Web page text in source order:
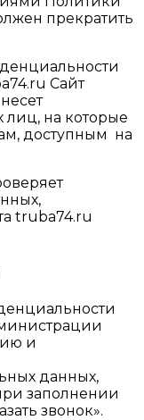
прекратить
Сайт
лиц, на которые
доступным на
truba74.ru
и
данных,
заполнении
звонок».